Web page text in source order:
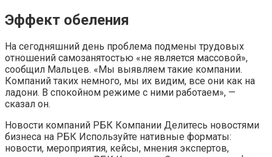
Эффект обеления
На сегодняшний день проблема подмены трудовых
отношений самозанятостью «не является массовой»,
сообщил Мальцев. «Мы выявляем такие компании.
Компаний таких немного, мы их видим, все они как на
ладони. В спокойном режиме с ними работаем», —
сказал он.
Новости компаний РБК Компании Делитесь новостями
бизнеса на РБК Используйте нативные форматы:
новости, мероприятия, кейсы, мнения экспертов,